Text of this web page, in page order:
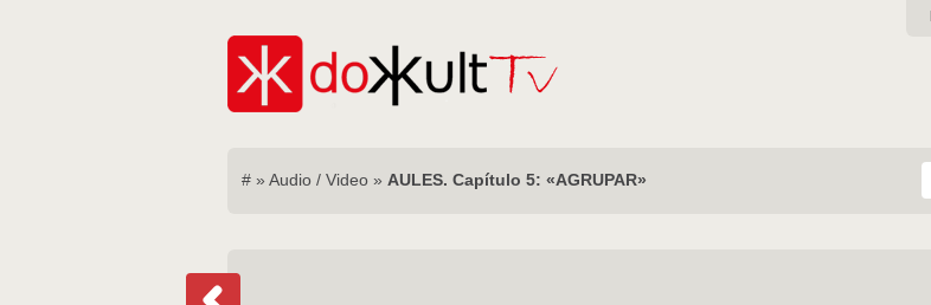
# » Audio / Video » AULES. Capítulo 5: «AGRUPAR»